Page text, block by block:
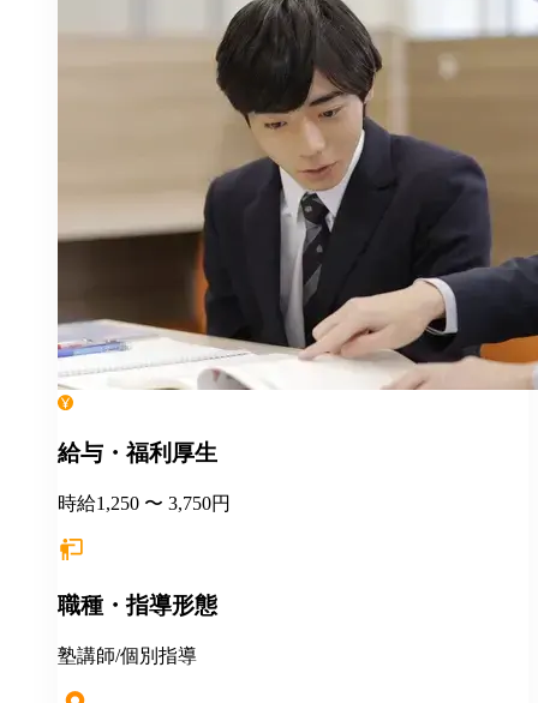
給与・福利厚生
時給1,250 〜 3,750円
職種・指導形態
塾講師/個別指導